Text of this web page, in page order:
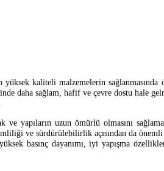
kaliteli malzemelerin sağlanmasında
daha sağlam, hafif ve çevre dostu hale
ve yapıların uzun ömürlü olmasını
ve sürdürülebilirlik açısından da
basınç dayanımı, iyi yapışma